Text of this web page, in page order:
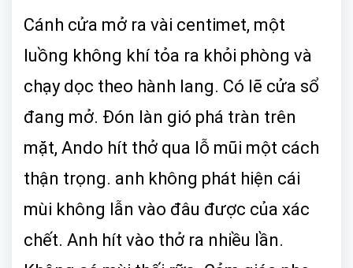
Cánh cửa mở ra vài centimet, một
luồng không khí tỏa ra khỏi phòng và
chạy dọc theo hành lang. Có lẽ cửa sổ
đang mở. Đón làn gió phá tràn trên
mặt, Ando hít thở qua lỗ mũi một cách
thận trọng. anh không phát hiện cái
mùi không lẫn vào đâu được của xác
chết. Anh hít vào thở ra nhiều lần.